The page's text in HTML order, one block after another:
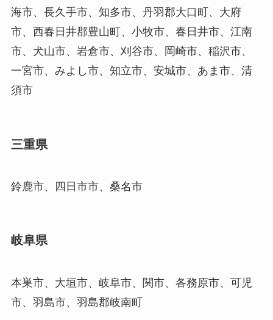
海市、長久手市、知多市、丹羽郡大口町、大府
市、西春日井郡豊山町、小牧市、春日井市、江南
市、犬山市、岩倉市、刈谷市、岡崎市、稲沢市、
一宮市、みよし市、知立市、安城市、あま市、清
須市
三重県
鈴鹿市、四日市市、桑名市
岐阜県
本巣市、大垣市、岐阜市、関市、各務原市、可児
市、羽島市、羽島郡岐南町